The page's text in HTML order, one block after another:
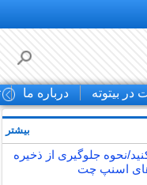
در بیتوته درباره ما
نحوه جلوگیری از ذخیره
اسنپ چت
بیشتر